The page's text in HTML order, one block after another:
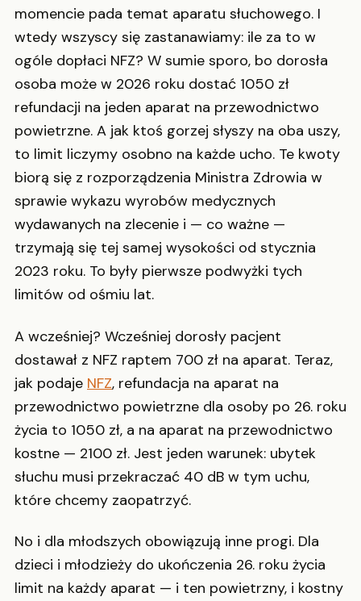
momencie pada temat aparatu słuchowego. I
wtedy wszyscy się zastanawiamy: ile za to w
ogóle dopłaci NFZ? W sumie sporo, bo dorosła
osoba może w 2026 roku dostać 1050 zł
refundacji na jeden aparat na przewodnictwo
powietrzne. A jak ktoś gorzej słyszy na oba uszy,
to limit liczymy osobno na każde ucho. Te kwoty
biorą się z rozporządzenia Ministra Zdrowia w
sprawie wykazu wyrobów medycznych
wydawanych na zlecenie i — co ważne —
trzymają się tej samej wysokości od stycznia
2023 roku. To były pierwsze podwyżki tych
limitów od ośmiu lat.
A wcześniej? Wcześniej dorosły pacjent
dostawał z NFZ raptem 700 zł na aparat. Teraz,
jak podaje NFZ, refundacja na aparat na
przewodnictwo powietrzne dla osoby po 26. roku
życia to 1050 zł, a na aparat na przewodnictwo
kostne — 2100 zł. Jest jeden warunek: ubytek
słuchu musi przekraczać 40 dB w tym uchu,
które chcemy zaopatrzyć.
No i dla młodszych obowiązują inne progi. Dla
dzieci i młodzieży do ukończenia 26. roku życia
limit na każdy aparat — i ten powietrzny, i kostny